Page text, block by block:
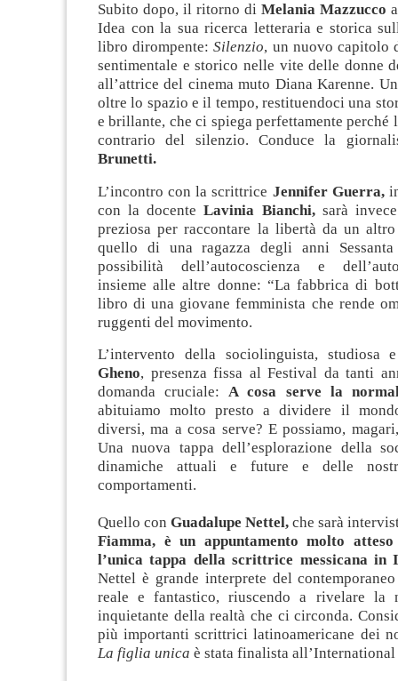
Subito dopo, il ritorno di Melania Mazzucco
Idea con la sua ricerca letteraria e storica
libro dirompente:Silenzio, un nuovo capitolo
sentimentale e storico nelle vite delle donne
all’attrice del cinema muto Diana Karenne.
oltre lo spazio e il tempo, restituendoci una
e brillante, che ci spiega perfettamente perché
contrario del silenzio. Conduce la
Brunetti.
L’incontro con la scrittrice Jennifer Guerra,
con la docente Lavinia Bianchi, sarà
preziosa per raccontare la libertà da un
quello di una ragazza degli anni
possibilità dell’autocoscienza e
insieme alle altre donne: “La fabbrica di
libro di una giovane femminista che rende
ruggenti del movimento.
L’intervento della sociolinguista,
Gheno, presenza fissa al Festival da tanti
domanda cruciale:A cosa serve la
abituiamo molto presto a dividere il
diversi, ma a cosa serve? E possiamo,
Una nuova tappa dell’esplorazione della
dinamiche attuali e future e delle
comportamenti.
Quello con Guadalupe Nettel, che sarà
Fiamma, è un appuntamento molto
l’unica tappa della scrittrice messicana in
Nettel è grande interprete del
reale e fantastico, riuscendo a rivelare la
inquietante della realtà che ci circonda.
più importanti scrittrici latinoamericane dei
La figlia unica è stata finalista